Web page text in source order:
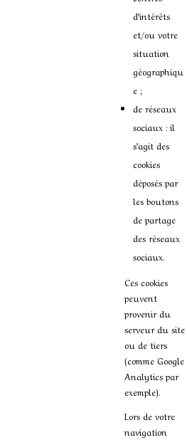
d’intérêts
et/ou votre
situation
géographiqu
e ;
de réseaux
sociaux : il
s’agit des
cookies
déposés par
les boutons
de partage
des réseaux
sociaux.
Ces cookies
peuvent
provenir du
serveur du site
ou de tiers
(comme Google
Analytics par
exemple).
Lors de votre
navigation